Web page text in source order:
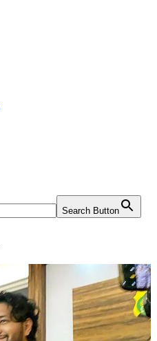
Search Button